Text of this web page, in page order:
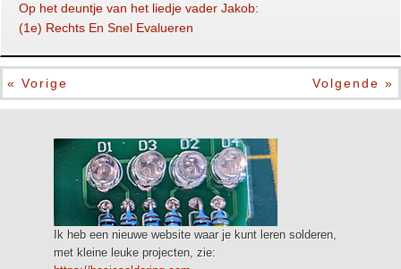
Op het deuntje van het liedje vader Jakob:
(1e) Rechts En Snel Evalueren
« Vorige Volgende »
Ik heb een nieuwe website waar je kunt leren solderen,
met kleine leuke projecten, zie: